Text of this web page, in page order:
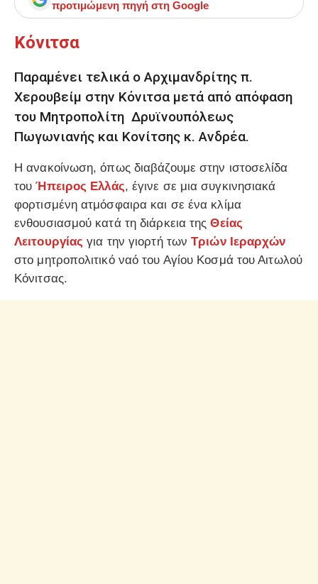
προτιμώμενη πηγή στη Google
Κόνιτσα
Παραμένει τελικά ο Αρχιμανδρίτης π.
Χερουβείμ στην Κόνιτσα μετά από απόφαση
του Μητροπολίτη Δρυϊνουπόλεως
Πωγωνιανής και Κονίτσης κ. Ανδρέα.
Η ανακοίνωση, όπως διαβάζουμε στην ιστοσελίδα
τουΉπειρος Ελλάς, έγινε σε μια συγκινησιακά
φορτισμένη ατμόσφαιρα και σε ένα κλίμα
ενθουσιασμού κατά τη διάρκεια τηςΘείας
Λειτουργίας για την γιορτή τωνΤριών Ιεραρχών
στο μητροπολιτικό ναό του Αγίου Κοσμά του Αιτωλού
Κόνιτσας.